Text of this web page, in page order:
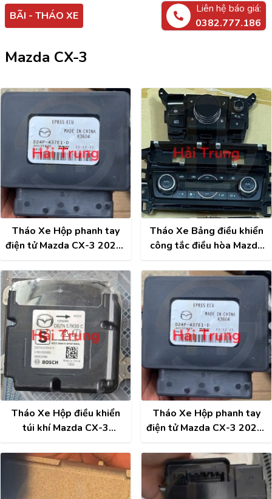
BÃI - THÁO XE
Liên hệ báo giá:
0382.777.186
Mazda CX-3
Tháo Xe Hộp phanh tay
điện tử Mazda CX-3 2022-
Tháo Xe Bảng điều khiển
công tắc điều hòa Mazda
Tháo Xe Hộp điều khiển
túi khí Mazda CX-3
Tháo Xe Hộp phanh tay
điện tử Mazda CX-3 2023-